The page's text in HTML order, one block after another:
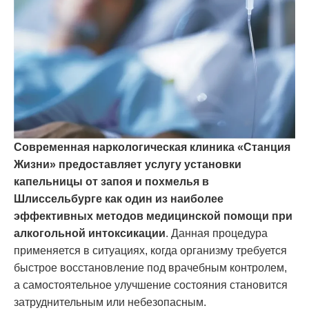
Современная наркологическая клиника «Станция
Жизни» предоставляет услугу установки
капельницы от запоя и похмелья в
Шлиссельбурге как один из наиболее
эффективных методов медицинской помощи при
алкогольной интоксикации. Данная процедура
применяется в ситуациях, когда организму требуется
быстрое восстановление под врачебным контролем,
а самостоятельное улучшение состояния становится
затруднительным или небезопасным.